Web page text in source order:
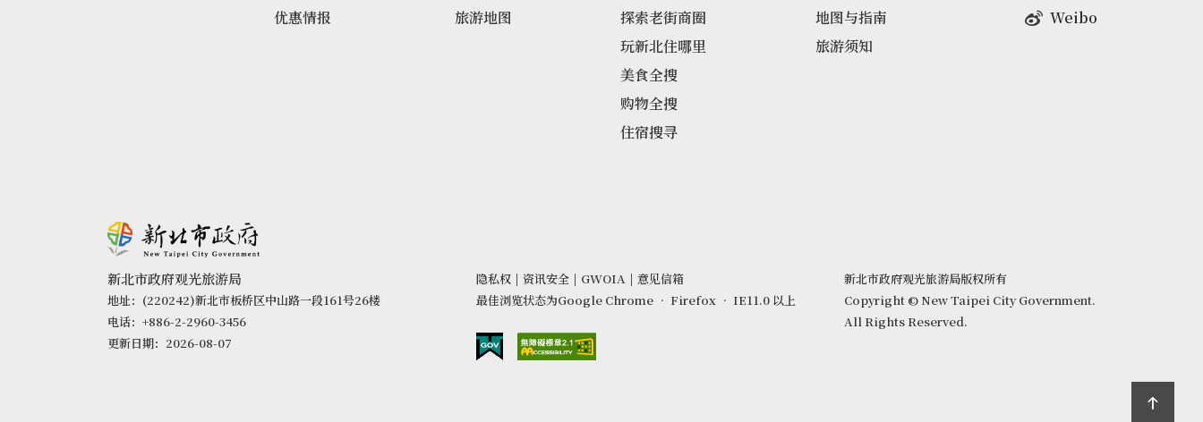
优惠情报
旅游地图
探索老街商圈
玩新北住哪里
美食全搜
购物全搜
住宿搜寻
地图与指南
旅游须知
Weibo
新北市政府观光旅游局
地址：(220242)新北市板桥区中山路一段161号26楼
电话：+886-2-2960-3456
更新日期：2026-08-07
隐私权 | 资讯安全 | GWOIA | 意见信箱
最佳浏览状态为Google Chrome ‧ Firefox ‧ IE11.0 以上
新北市政府观光旅游局版权所有
Copyright © New Taipei City Government.
All Rights Reserved.